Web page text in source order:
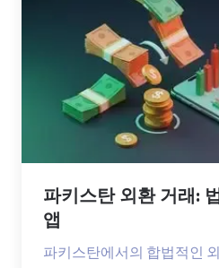
파키스탄 외환 거래:
앱
파키스탄에서의 합법적인